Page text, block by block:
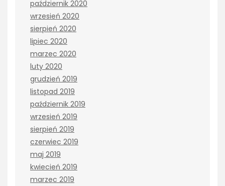
październik 2020
wrzesień 2020
sierpień 2020
lipiec 2020
marzec 2020
luty 2020
grudzień 2019
listopad 2019
październik 2019
wrzesień 2019
sierpień 2019
czerwiec 2019
maj 2019
kwiecień 2019
marzec 2019